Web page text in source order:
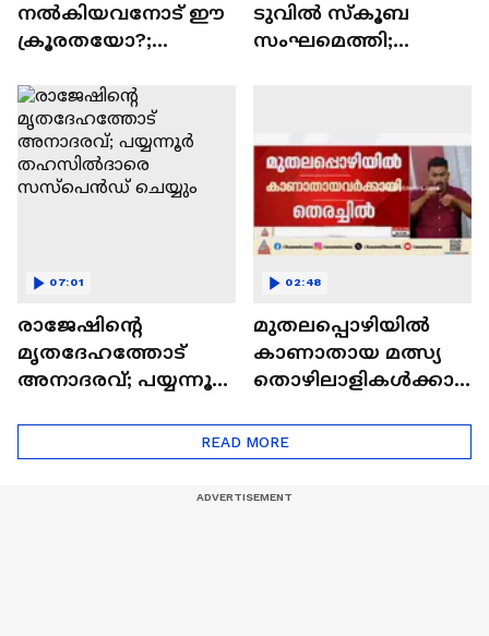
നൽകിയവനോട് ഈ
ക്രൂരതയോ?;
മൃതദേഹം
കൊണ്ടുപോകാൻ
പണം ചോദിച്ചെന്ന്
ആരോപണം
ടുവിൽ സ്കൂബ
സംഘമെത്തി;
തുടരുന്നു|Fishermen
രാജേഷിന്റെ
മൃതദേഹത്തോട്
അനാദരവ്; പയ്യന്നൂര്‍
സസ്പെൻഡ് ചെയ്യും
07:01
മുതലപ്പൊഴിയിൽ
കാണാതായ മത്സ്യ
തൊഴിലാളികൾക്കാ
സംഘത്തിൻ്റെ
തെരച്ചിൽ
02:48
READ MORE